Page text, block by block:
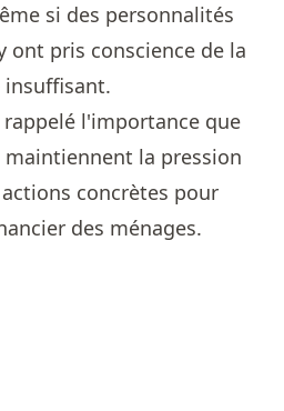
si des personnalités
ont pris conscience de la
l'importance que
la pression
concrètes pour
des ménages.